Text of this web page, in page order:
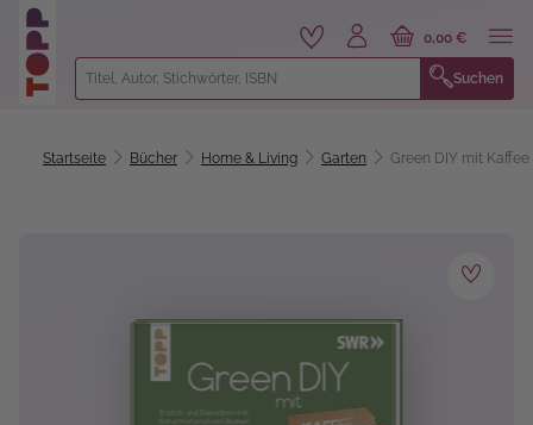
springen
Suchen
0,00 €
Startseite Bücher Home & Living Garten Green DIY mit Kaffee